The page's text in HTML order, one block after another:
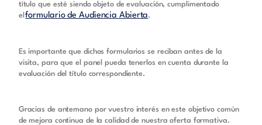
título que esté siendo objeto de evaluación, cumplimentado
elformulario de Audiencia Abierta.
Es importante que dichos formularios se reciban antes de la
visita, para que el panel pueda tenerlos en cuenta durante la
evaluación del título correspondiente.
Gracias de antemano por vuestro interés en este objetivo común
de mejora continua de la calidad de nuestra oferta formativa.